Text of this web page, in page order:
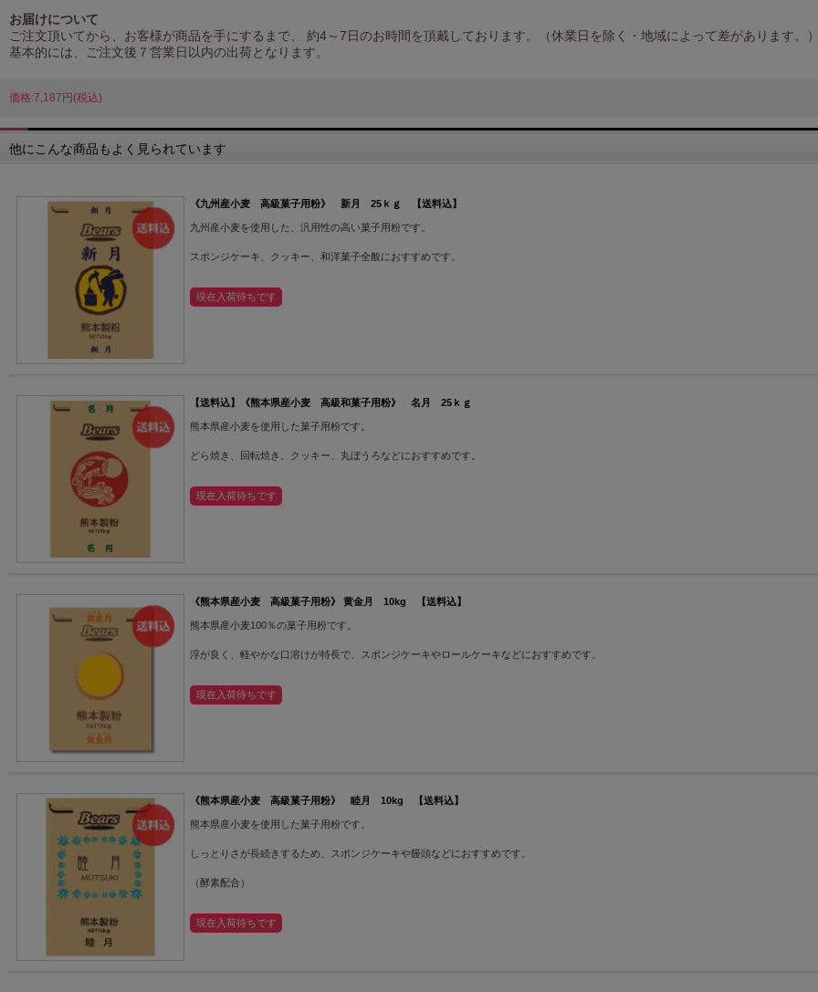
お届けについて
ご注文頂いてから、お客様が商品を手にするまで、 約4～7日のお時間を頂戴しております。（休業日を除く・地域によって差があります。
基本的には、ご注文後７営業日以内の出荷となります。
価格:7,187円(税込)
他にこんな商品もよく見られています
《九州産小麦 高級菓子用粉》 新月 25ｋｇ 【送料込】
九州産小麦を使用した、汎用性の高い菓子用粉です。
スポンジケーキ、クッキー、和洋菓子全般におすすめです。
現在入荷待ちです
【送料込】《熊本県産小麦 高級和菓子用粉》 名月 25ｋｇ
熊本県産小麦を使用した菓子用粉です。
どら焼き、回転焼き、クッキー、丸ぼうろなどにおすすめです。
現在入荷待ちです
《熊本県産小麦 高級菓子用粉》 黄金月 10kg 【送料込】
熊本県産小麦100％の菓子用粉です。
浮が良く、軽やかな口溶けが特長で、スポンジケーキやロールケーキなどにおすすめです。
現在入荷待ちです
《熊本県産小麦 高級菓子用粉》 睦月 10kg 【送料込】
熊本県産小麦を使用した菓子用粉です。
しっとりさが長続きするため、スポンジケーキや饅頭などにおすすめです。
（酵素配合）
現在入荷待ちです